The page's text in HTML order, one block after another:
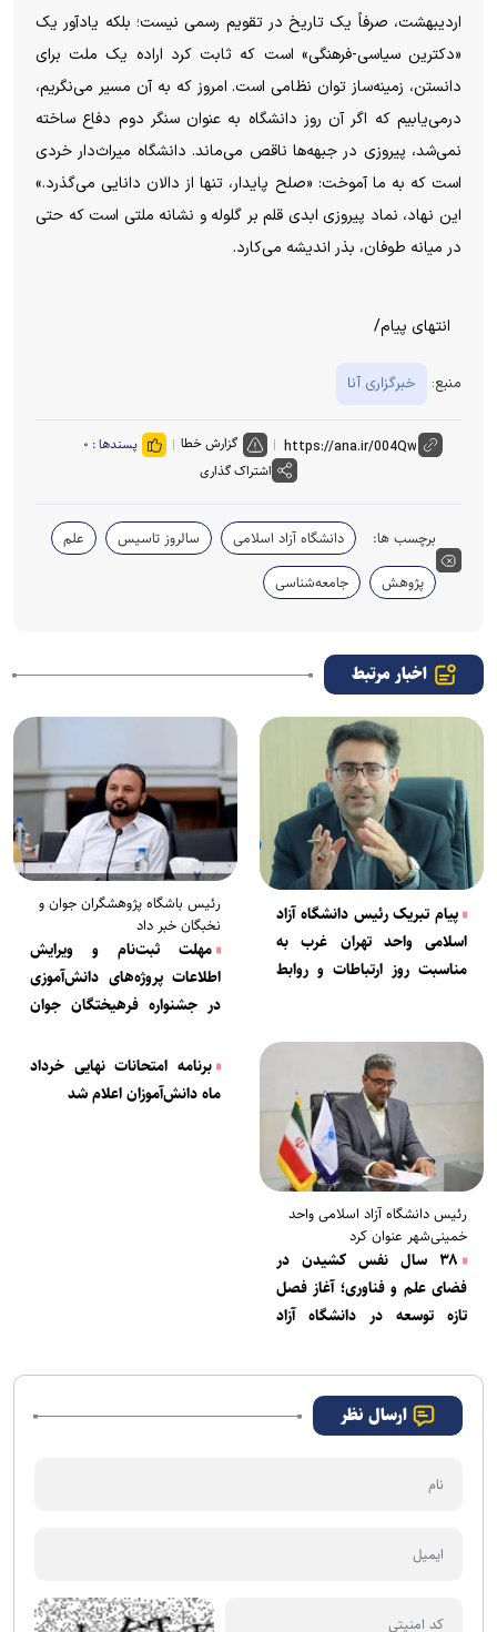
اردیبهشت، صرفاً یک تاریخ در تقویم رسمی نیست؛ بلکه یادآور یک
«دکترین سیاسی-فرهنگی» است که ثابت کرد اراده یک ملت برای
دانستن، زمینه‌ساز توان نظامی است. امروز که به آن مسیر می‌نگریم،
درمی‌یابیم که اگر آن روز دانشگاه به عنوان سنگر دوم دفاع ساخته
نمی‌شد، پیروزی در جبهه‌ها ناقص می‌ماند. دانشگاه میراث‌دار خردی
است که به ما آموخت: «صلح پایدار، تنها از دالان دانایی می‌گذرد.»
این نهاد، نماد پیروزی ابدی قلم بر گلوله و نشانه ملتی است که حتی
در میانه طوفان، بذر اندیشه می‌کارد.
انتهای پیام/
منبع: خبرگزاری آنا
گزارش خطا پسندها : ۰
اشتراک گذاری
برچسب ها: دانشگاه آزاد اسلامی سالروز تاسیس
علم
پژوهش
جامعه‌شناسی
اخبار مرتبط
پیام تبریک رئیس دانشگاه آزاد
اسلامی واحد تهران غرب به
مناسبت روز ارتباطات و روابط
رئیس باشگاه پژوهشگران جوان و
نخبگان خبر داد
مهلت ثبت‌نام و ویرایش
اطلاعات پروژه‌های دانش‌آموزی
در جشنواره فرهیختگان جوان
رئیس دانشگاه آزاد اسلامی واحد
خمینی‌شهر عنوان کرد
۳۸ سال نفس کشیدن در
فضای علم و فناوری؛ آغاز فصل
تازه توسعه در دانشگاه آزاد
برنامه امتحانات نهایی خرداد
ماه دانش‌آموزان اعلام شد
ارسال نظر